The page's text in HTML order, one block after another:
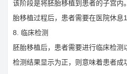
该阶段是将胚胎移植到患者的子宫
胎移植过程后，患者需要在医院休息1
8. 临床检测
胚胎移植后，患者需要进行临床检
检测结果显示为正，则意味着患者成